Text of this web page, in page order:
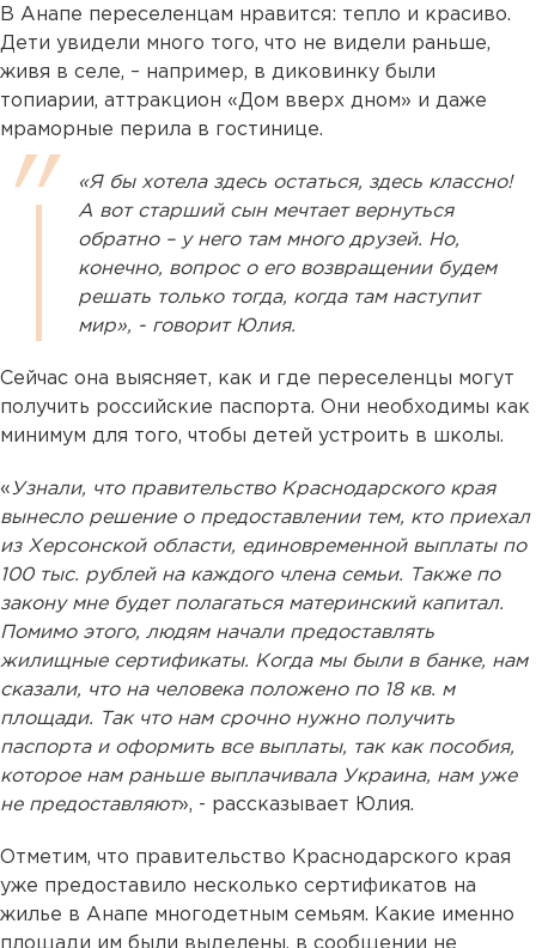
В Анапе переселенцам нравится: тепло и красиво.
Дети увидели много того, что не видели раньше,
живя в селе, – например, в диковинку были
топиарии, аттракцион «Дом вверх дном» и даже
мраморные перила в гостинице.
«Я бы хотела здесь остаться, здесь классно!
А вот старший сын мечтает вернуться
обратно – у него там много друзей. Но,
конечно, вопрос о его возвращении будем
решать только тогда, когда там наступит
мир», - говорит Юлия.
Сейчас она выясняет, как и где переселенцы могут
получить российские паспорта. Они необходимы как
минимум для того, чтобы детей устроить в школы.
«Узнали, что правительство Краснодарского края
вынесло решение о предоставлении тем, кто приехал
из Херсонской области, единовременной выплаты по
100 тыс. рублей на каждого члена семьи. Также по
закону мне будет полагаться материнский капитал.
Помимо этого, людям начали предоставлять
жилищные сертификаты. Когда мы были в банке, нам
сказали, что на человека положено по 18 кв. м
площади. Так что нам срочно нужно получить
паспорта и оформить все выплаты, так как пособия,
которое нам раньше выплачивала Украина, нам уже
не предоставляют», - рассказывает Юлия.
Отметим, что правительство Краснодарского края
уже предоставило несколько сертификатов на
жилье в Анапе многодетным семьям. Какие именно
площади им были выделены, в сообщении не